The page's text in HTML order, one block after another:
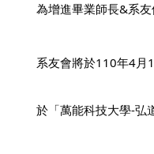
為增進畢業師長&系
系友會將於110年4月
於「萬能科技大學-弘